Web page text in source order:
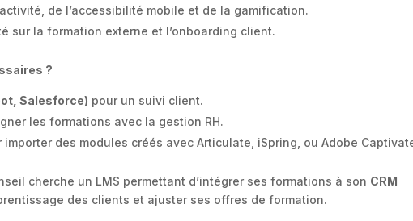
de l’accessibilité mobile et de la gamification.
sur la formation externe et l’onboarding client.
?
Salesforce) pour un suivi client.
les formations avec la gestion RH.
importer des modules créés avec Articulate, iSpring, ou Adobe
cherche un LMS permettant d’intégrer ses formations à son CRM
des clients et ajuster ses offres de formation.